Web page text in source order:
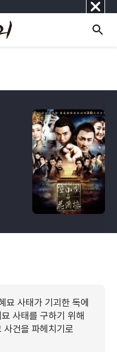
닫
기
묘 사태가 기괴한 독에
사태를 구하기 위해
사건을 파헤치기로